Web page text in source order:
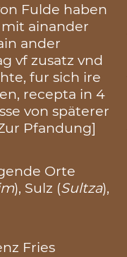
Fulde haben
mit ainander
ander
vf zusatz vnd
fur sich ire
recepta in 4
von späterer
Pfandung]
Orte
), Sulz (Sultza),
Fries